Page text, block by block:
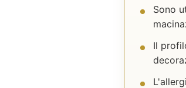
Sono
Il